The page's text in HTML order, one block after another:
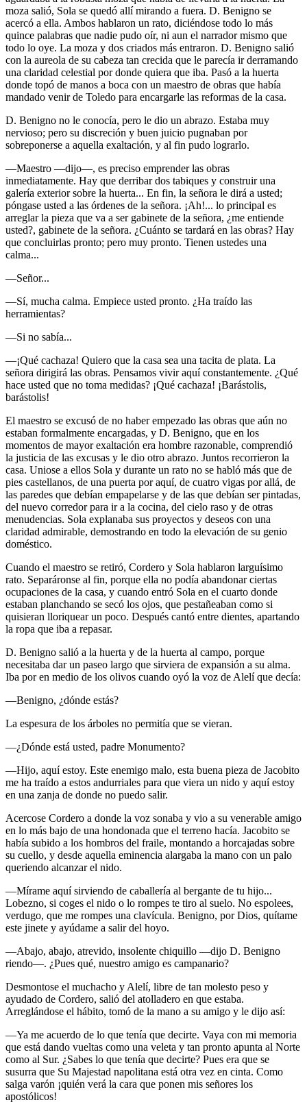
moza salió, Sola se quedó allí mirando a fuera. D. Benigno se
acercó a ella. Ambos hablaron un rato, diciéndose todo lo más
quince palabras que nadie pudo oír, ni aun el narrador mismo que
todo lo oye. La moza y dos criados más entraron. D. Benigno salió
con la aureola de su cabeza tan crecida que le parecía ir derramando
una claridad celestial por donde quiera que iba. Pasó a la huerta
donde topó de manos a boca con un maestro de obras que había
mandado venir de Toledo para encargarle las reformas de la casa.
D. Benigno no le conocía, pero le dio un abrazo. Estaba muy
nervioso; pero su discreción y buen juicio pugnaban por
sobreponerse a aquella exaltación, y al fin pudo lograrlo.
—Maestro —dijo—, es preciso emprender las obras
inmediatamente. Hay que derribar dos tabiques y construir una
galería exterior sobre la huerta... En fin, la señora le dirá a usted;
póngase usted a las órdenes de la señora. ¡Ah!... lo principal es
arreglar la pieza que va a ser gabinete de la señora, ¿me entiende
usted?, gabinete de la señora. ¿Cuánto se tardará en las obras? Hay
que concluirlas pronto; pero muy pronto. Tienen ustedes una
calma...
—Señor...
—Sí, mucha calma. Empiece usted pronto. ¿Ha traído las
herramientas?
—Si no sabía...
—¡Qué cachaza! Quiero que la casa sea una tacita de plata. La
señora dirigirá las obras. Pensamos vivir aquí constantemente. ¿Qué
hace usted que no toma medidas? ¡Qué cachaza! ¡Barástolis,
barástolis!
El maestro se excusó de no haber empezado las obras que aún no
estaban formalmente encargadas, y D. Benigno, que en los
momentos de mayor exaltación era hombre razonable, comprendió
la justicia de las excusas y le dio otro abrazo. Juntos recorrieron la
casa. Uniose a ellos Sola y durante un rato no se habló más que de
pies castellanos, de una puerta por aquí, de cuatro vigas por allá, de
las paredes que debían empapelarse y de las que debían ser pintadas,
del nuevo corredor para ir a la cocina, del cielo raso y de otras
menudencias. Sola explanaba sus proyectos y deseos con una
claridad admirable, demostrando en todo la elevación de su genio
doméstico.
Cuando el maestro se retiró, Cordero y Sola hablaron larguísimo
rato. Separáronse al fin, porque ella no podía abandonar ciertas
ocupaciones de la casa, y cuando entró Sola en el cuarto donde
estaban planchando se secó los ojos, que pestañeaban como si
quisieran lloriquear un poco. Después cantó entre dientes, apartando
la ropa que iba a repasar.
D. Benigno salió a la huerta y de la huerta al campo, porque
necesitaba dar un paseo largo que sirviera de expansión a su alma.
Iba por en medio de los olivos cuando oyó la voz de Alelí que decía:
—Benigno, ¿dónde estás?
La espesura de los árboles no permitía que se vieran.
—¿Dónde está usted, padre Monumento?
—Hijo, aquí estoy. Este enemigo malo, esta buena pieza de Jacobito
me ha traído a estos andurriales para que viera un nido y aquí estoy
en una zanja de donde no puedo salir.
Acercose Cordero a donde la voz sonaba y vio a su venerable amigo
en lo más bajo de una hondonada que el terreno hacía. Jacobito se
había subido a los hombros del fraile, montando a horcajadas sobre
su cuello, y desde aquella eminencia alargaba la mano con un palo
queriendo alcanzar el nido.
—Mírame aquí sirviendo de caballería al bergante de tu hijo...
Lobezno, si coges el nido o lo rompes te tiro al suelo. No espolees,
verdugo, que me rompes una clavícula. Benigno, por Dios, quítame
este jinete y ayúdame a salir del hoyo.
—Abajo, abajo, atrevido, insolente chiquillo —dijo D. Benigno
riendo—. ¿Pues qué, nuestro amigo es campanario?
Desmontose el muchacho y Alelí, libre de tan molesto peso y
ayudado de Cordero, salió del atolladero en que estaba.
Arreglándose el hábito, tomó de la mano a su amigo y le dijo así:
—Ya me acuerdo de lo que tenía que decirte. Vaya con mi memoria
que está dando vueltas como una veleta y tan pronto apunta al Norte
como al Sur. ¿Sabes lo que tenía que decirte? Pues era que se
susurra que Su Majestad napolitana está otra vez en cinta. Como
salga varón ¡quién verá la cara que ponen mis señores los
apostólicos!